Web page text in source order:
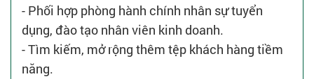
- Phối hợp phòng hành chính nhân sự tuyển
dụng, đào tạo nhân viên kinh doanh.
- Tìm kiếm, mở rộng thêm tệp khách hàng tiềm
năng.